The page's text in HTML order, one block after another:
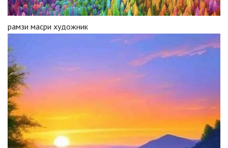
рамзи масри художник